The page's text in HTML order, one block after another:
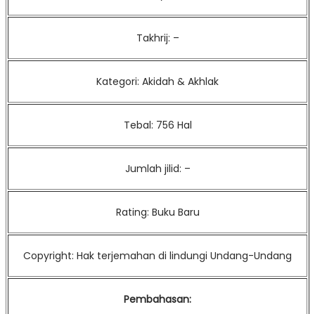
Takhrij: –
Kategori: Akidah & Akhlak
Tebal: 756 Hal
Jumlah jilid: –
Rating: Buku Baru
Copyright: Hak terjemahan di lindungi Undang-Undang
Pembahasan: